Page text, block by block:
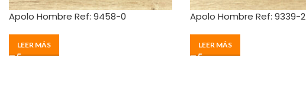
Apolo Hombre Ref: 9458-0
LEER MÁS
Apolo Hombre Ref: 9339-2
LEER MÁS